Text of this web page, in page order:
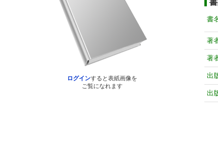
ログインすると表紙画像を
ご覧になれます
書
著
著
出
出